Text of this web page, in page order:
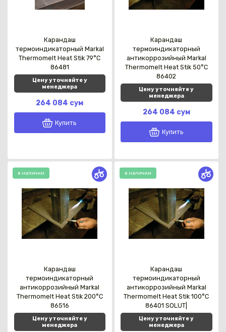
Карандаш
термоиндикаторный Markal
Thermomelt Heat Stik 79°C
86481
Цену уточняйте у
менеджера
264 084 сум
Купить
Карандаш
термоиндикаторный
антикоррозийный Markal
Thermomelt Heat Stik 50°C
86402
Цену уточняйте у
менеджера
264 084 сум
Купить
в наличии
Карандаш
термоиндикаторный
антикоррозийный Markal
Thermomelt Heat Stik 200°C
86516
Цену уточняйте у
менеджера
в наличии
Карандаш
термоиндикаторный
антикоррозийный Markal
Thermomelt Heat Stik 100°C
86401 SOLUT|
Цену уточняйте у
менеджера